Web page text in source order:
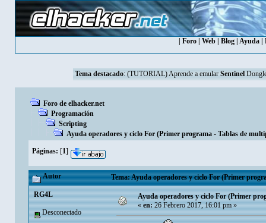
Foro Web Blog Ayuda
Tema destacado: (TUTORIAL) Aprende a emular Sentinel
Foro de elhacker.net
Programación
Scripting
Ayuda operadores y ciclo For (Primer programa - Tablas de
Páginas: [1]
Autor Tema: Ayuda operadores y ciclo For (Primer
RG4L
Desconectado
Ayuda operadores y ciclo For (Primer
«en:26 Febrero 2017, 16:01 pm »